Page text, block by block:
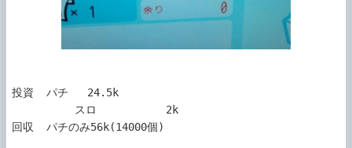
投資  パチ   24.5k
回収  パチのみ56k(14000個)